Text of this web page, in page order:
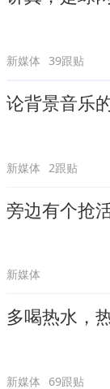
新媒体 39跟贴
论背景音乐
新媒体 2跟贴
旁边有个抢
新媒体
多喝热水，
新媒体 69跟贴